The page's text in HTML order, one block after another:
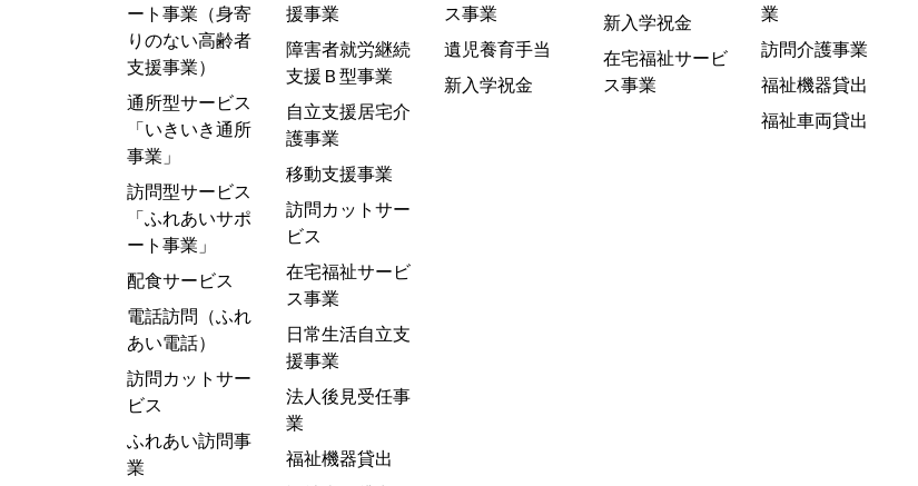
ート事業（身寄
りのない高齢者
支援事業）
通所型サービス
「いきいき通所
事業」
訪問型サービス
「ふれあいサポ
ート事業」
配食サービス
電話訪問（ふれ
あい電話）
訪問カットサー
ビス
ふれあい訪問事
業
援事業
障害者就労継続
支援Ｂ型事業
自立支援居宅介
護事業
移動支援事業
訪問カットサー
ビス
在宅福祉サービ
ス事業
日常生活自立支
援事業
法人後見受任事
業
福祉機器貸出
ス事業
遺児養育手当
新入学祝金
新入学祝金
在宅福祉サービ
ス事業
業
訪問介護事業
福祉機器貸出
福祉車両貸出